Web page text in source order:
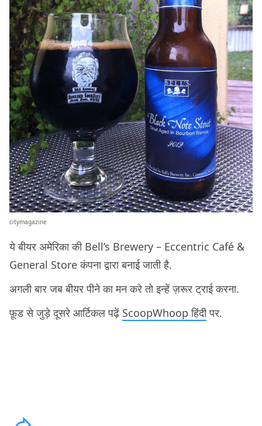
citymagazine
ये बीयर अमेरिका की Bell’s Brewery – Eccentric Café &
General Store कंपना द्वारा बनाई जाती है.
अगली बार जब बीयर पीने का मन करे तो इन्हें ज़रूर ट्राई करना.
फ़ूड से जुड़े दूसरे आर्टिकल पढ़ें ScoopWhoop हिंदीपर.